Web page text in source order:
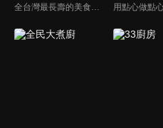
全台灣最長壽的美食節目《美鳯有約》魅力百分百！長達15年的播出時間，總是陪伴著許多婆婆媽媽們渡過一個輕鬆愉快的時光，精采內容您絕對不可錯過喔！